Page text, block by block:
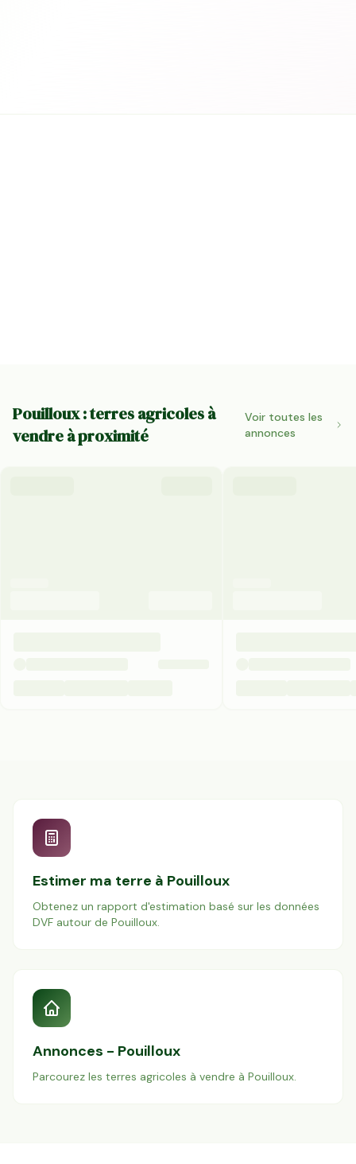
Pouilloux : terres agricoles à
vendre à proximité
Voir toutes les
annonces
Estimer ma terre à Pouilloux
Obtenez un rapport d'estimation basé sur les données
DVF autour de Pouilloux.
Annonces - Pouilloux
Parcourez les terres agricoles à vendre à Pouilloux.